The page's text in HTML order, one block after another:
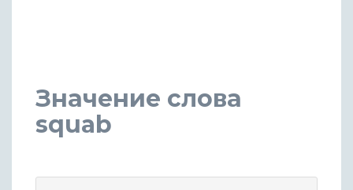
Значение слова
squab